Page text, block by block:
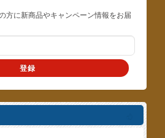
方に新商品やキャンペーン情報をお届
登録